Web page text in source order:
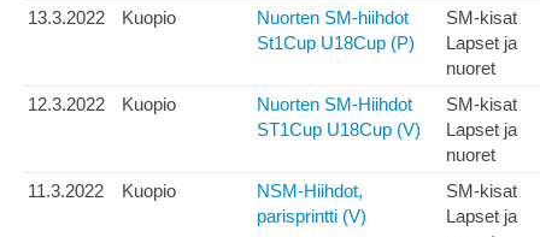
13.3.2022 Kuopio
Nuorten SM-hiihdot
St1Cup U18Cup (P)
SM-kisat
Lapset ja
nuoret
12.3.2022
Kuopio
Nuorten SM-Hiihdot
ST1Cup U18Cup (V)
SM-kisat
Lapset ja
nuoret
11.3.2022
Kuopio
NSM-Hiihdot,
parisprintti (V)
SM-kisat
Lapset ja